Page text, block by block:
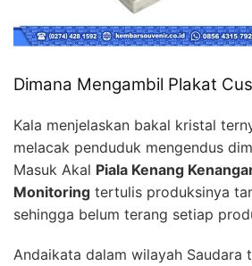
Dimana Mengambil Plakat
Kala menjelaskan bakal kristal
melacak penduduk mengendus
Masuk Akal Piala Kenang
Monitoring tertulis produksinya
sehingga belum terang setiap
Andaikata dalam wilayah Saudara